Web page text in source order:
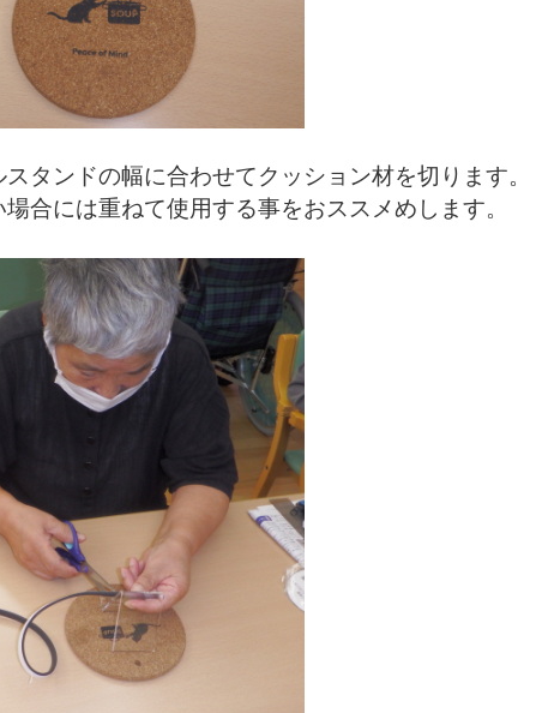
タンドの幅に合わせてクッション材を切ります。
合には重ねて使用する事をおススメめします。